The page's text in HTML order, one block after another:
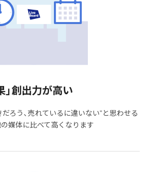
」創出力が高い
ろう、売れているに違いない”と思わせる
の媒体に比べて高くなります